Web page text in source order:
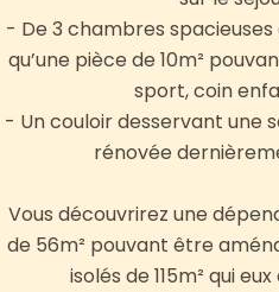
- De 3 chambres spacieuses
qu’une pièce de 10m²
sport, coin
- Un couloir desservant une
rénovée
Vous découvrirez une
de 56m² pouvant être
isolés de 115m² qui